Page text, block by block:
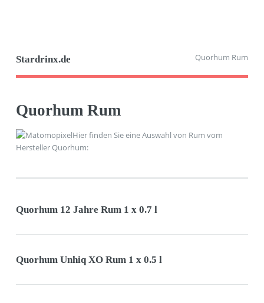
Stardrinx.de Quorhum Rum
Quorhum Rum
Hier finden Sie eine Auswahl von Rum vom
Hersteller Quorhum:
Quorhum 12 Jahre Rum 1 x 0.7 l
Quorhum Unhiq XO Rum 1 x 0.5 l